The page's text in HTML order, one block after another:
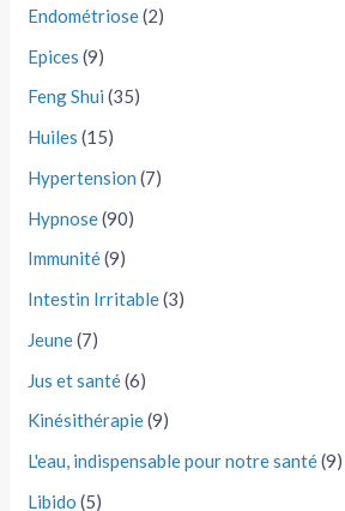
Endométriose(2)
Epices (9)
Feng Shui (35)
Huiles (15)
Hypertension (7)
Hypnose(90)
Immunité(9)
Intestin Irritable(3)
Jeune(7)
Jus et santé(6)
Kinésithérapie(9)
L'eau, indispensable pour notre santé(9)
Libido (5)